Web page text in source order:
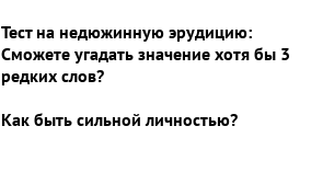
Тест на недюжинную эрудицию:
Сможете угадать значение хотя бы 3
редких слов?
Как быть сильной личностью?